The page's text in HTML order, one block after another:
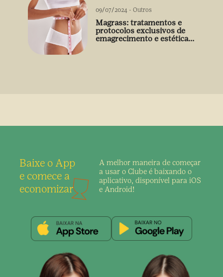
09/07/2024 - Outros
Magrass: tratamentos e
protocolos exclusivos de
emagrecimento e estética
Baixe o App
e comece a
economizar
A melhor maneira de começar
a usar o Clube é baixando o
aplicativo, disponível para iOS
e Android!